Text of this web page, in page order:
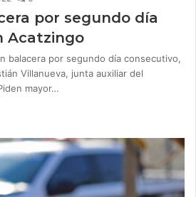
por segundo día
Acatzingo
balacera por segundo día consecutivo,
Villanueva, junta auxiliar del
mayor…